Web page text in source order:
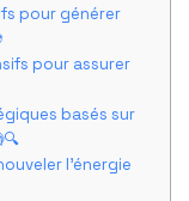
pour générer
pour assurer
basés sur
l'énergie